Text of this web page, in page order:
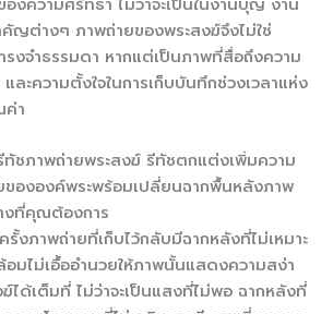
ญต่างๆ ภาพถ่ายของพระสงฆ์จึงไม่ใช่
งจำธรรมดา หากแต่เป็นภาพที่สื่อถึงความ
ละความตั้งใจในการเก็บบันทึกช่วงเวลาแห่ง
ค่า
ชภาพถ่ายพระสงฆ์ รีทัชตกแต่งเพิ่มความ
ขององค์พระพร้อมเปลี่ยนฉากพื้นหลังภาพ
งที่คุณต้องการ
งภาพถ่ายที่เก็บไว้กลับมีฉากหลังที่ไม่เหมาะ
มไม่เอื้ออำนวยให้ภาพนั้นแสดงความสง่า
ได้เต็มที่ ไม่ว่าจะเป็นแสงที่ไม่พอ ฉากหลังที่